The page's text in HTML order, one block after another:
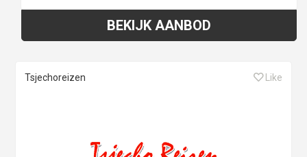
BEKIJK AANBOD
Tsjechoreizen Like